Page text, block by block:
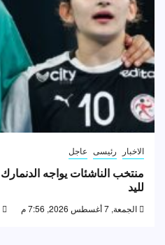
الاخبار رئيسى عاجل
منتخب الناشئات يواجه
لليد
الجمعة, 7 أغسطس 2026, 7:56 م